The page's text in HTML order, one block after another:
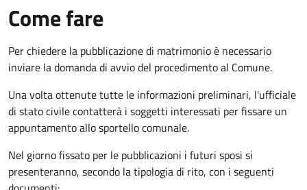
Come fare
Per chiedere la pubblicazione di matrimonio è necessario
inviare la domanda di avvio del procedimento al Comune.
Una volta ottenute tutte le informazioni preliminari, l'ufficiale
di stato civile contatterà i soggetti interessati per fissare un
appuntamento allo sportello comunale.
Nel giorno fissato per le pubblicazioni i futuri sposi si
presenteranno, secondo la tipologia di rito, con i seguenti